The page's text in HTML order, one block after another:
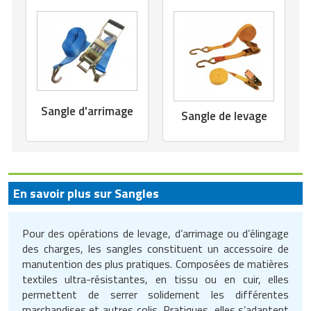
Ustensile cuisine professionnel
Vêtements personnalisés
Vitrines pour magasin
Traitement de l'air
Traitement des eaux
Trancheuse professionnelle
Transformateur électrique
Tubes et profilés
Tuyau flexible
Tuyau galvanisé
Tuyau renforcé
Ventilateurs et aération d'atelier
Tapis et caillebotis
Traitement des surfaces
Traitement du linge
Vestiaires et casiers
Equipements de football
Equipements de karting
Equipements pour patinage
Equipements pour roller
Equipements pour skateboard
Equipements pour stade et terrain
sportif
Loisirs
Matériel de fitness
Pétrin professionnel
Piano de cuisson
Plats et plateaux
Pompes à sauce
Portes commandes restaurant
Présentoir pour restaurant
Réchaud professionnel
Réfrigérateur professionnel
Restauration foraine
Robinetterie professionnelle
Sangle d'arrimage Sangle de levage
En savoir plus sur Sangles
Pour des opérations de levage, d’arrimage ou d’élingage
des charges, les sangles constituent un accessoire de
manutention des plus pratiques. Composées de matières
textiles ultra-résistantes, en tissu ou en cuir, elles
permettent de serrer solidement les différentes